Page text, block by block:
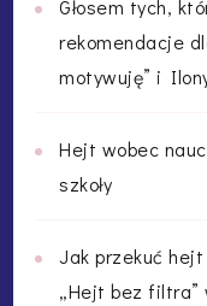
Głosem tych,
rekomendacje
motywuję” i
Hejt wobec
szkoły
Jak przekuć hejt
„Hejt bez filtra”